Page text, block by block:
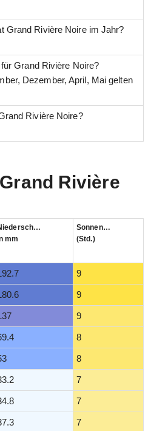
Grand Rivière Noire im Jahr?
Grand Rivière Noire?
Dezember, April, Mai gelten
Rivière Noire?
Rivière
Niederschlag
mm
Sonnenstunden
(Std.)
9
9
9
8
8
7
7
7